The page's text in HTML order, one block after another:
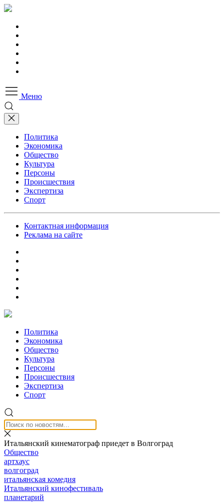
Меню
Политика
Экономика
Общество
Культура
Персоны
Происшествия
Экспертиза
Спорт
Контактная информация
Реклама на сайте
Политика
Экономика
Общество
Культура
Персоны
Происшествия
Экспертиза
Спорт
Итальянский кинематограф приедет в Волгоград
Общество
артхаус
волгоград
итальянская комедия
Итальянский кинофестиваль
планетарий